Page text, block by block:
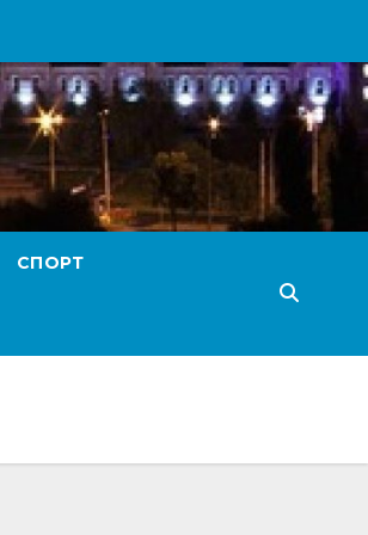
СПОРТ